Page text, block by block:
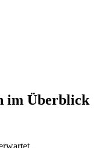
im Überblick